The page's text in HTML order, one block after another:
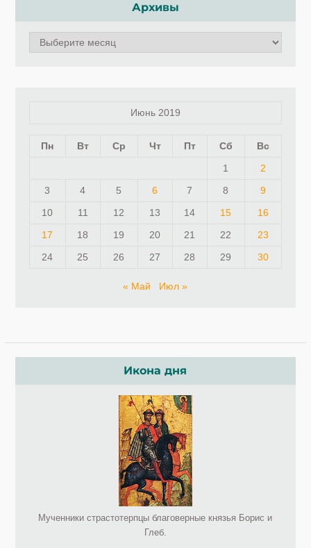
Архивы
Архивы
Июнь 2019
Пн Вт Ср Чт Пт Сб
Вс
1
2
3
4 5 6 7 8
9
10
11 12 13 14 15
16
17
18 19 20 21 22
23
24
25 26 27 28 29 30
« Май Июл »
Икона дня
Мученники страстотерпцы благоверные князья Борис и
Глеб.